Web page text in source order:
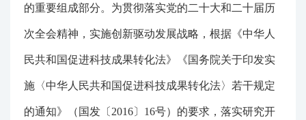
的重要组成部分。为贯彻落实党的二十大和二十届历
次全会精神，实施创新驱动发展战略，根据《中华人
民共和国促进科技成果转化法》《国务院关于印发实
施〈中华人民共和国促进科技成果转化法〉若干规定
的通知》（国发〔2016〕16号）的要求，落实研究开